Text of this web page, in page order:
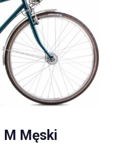
M Męski